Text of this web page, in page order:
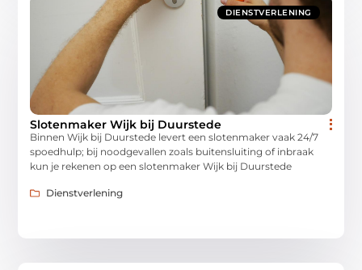
DIENSTVERLENING
Slotenmaker Wijk bij Duurstede
Binnen Wijk bij Duurstede levert een slotenmaker vaak 24/7
spoedhulp; bij noodgevallen zoals buitensluiting of inbraak
kun je rekenen op een slotenmaker Wijk bij Duurstede
Dienstverlening